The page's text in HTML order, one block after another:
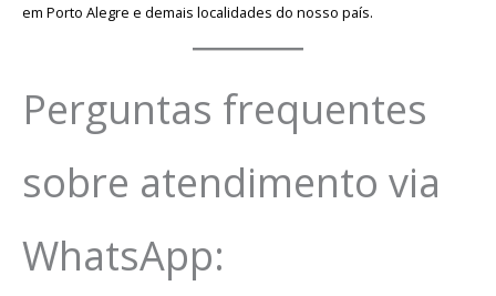
em Porto Alegre e demais localidades do nosso país.
Perguntas frequentes
sobre atendimento via
WhatsApp: